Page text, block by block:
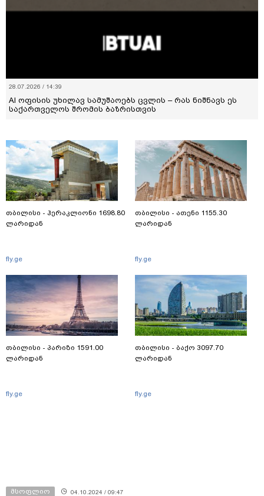
28.07.2026 / 14:39
AI ოფისის უხილავ სამუშაოებს ცვლის – რას ნიშნავს ეს
საქართველოს შრომის ბაზრისთვის
თბილისი - ჰერაკლიონი 1698.80
ლარიდან
fly.ge
თბილისი - პარიზი 1591.00
ლარიდან
fly.ge
თბილისი - ათენი 1155.30
ლარიდან
fly.ge
თბილისი - ბაქო 3097.70
ლარიდან
fly.ge
მსოფლიო 04.10.2024 / 09:47